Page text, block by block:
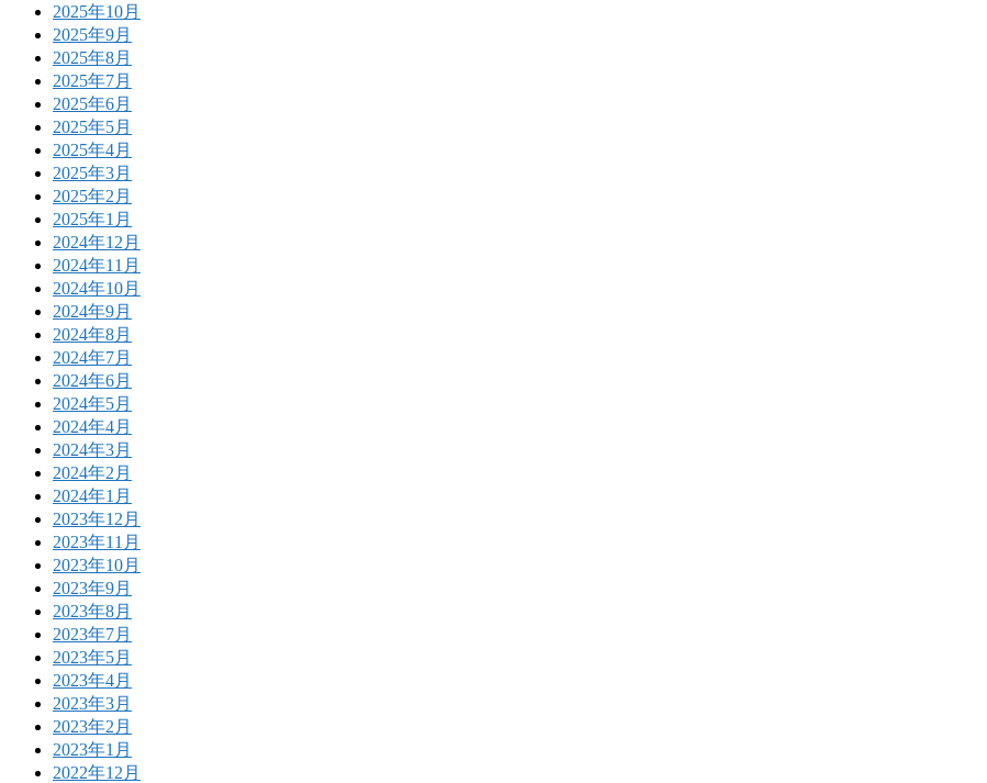
2025年10月
2025年9月
2025年8月
2025年7月
2025年6月
2025年5月
2025年4月
2025年3月
2025年2月
2025年1月
2024年12月
2024年11月
2024年10月
2024年9月
2024年8月
2024年7月
2024年6月
2024年5月
2024年4月
2024年3月
2024年2月
2024年1月
2023年12月
2023年11月
2023年10月
2023年9月
2023年8月
2023年7月
2023年5月
2023年4月
2023年3月
2023年2月
2023年1月
2022年12月